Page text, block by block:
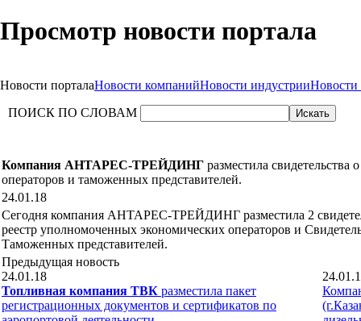
Просмотр новости портала
Новости порталаНовости компанийНовости индустрииНовости
ПОИСК ПО СЛОВАМ
Компания АНТАРЕС-ТРЕЙДИНГ разместила
операторов и таможенных представителей.
24.01.18
Сегодня компания АНТАРЕС-ТРЕЙДИНГ разместила 2
реестр уполномоченных экономических операторов и
Таможенных представителей.
Предыдущая новость
24.01.18
Топливная компания ТВК разместила пакет
регистрационных документов и сертификатов по